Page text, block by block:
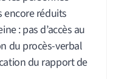
encore réduits
: pas d’accès au
du procès-verbal
du rapport de